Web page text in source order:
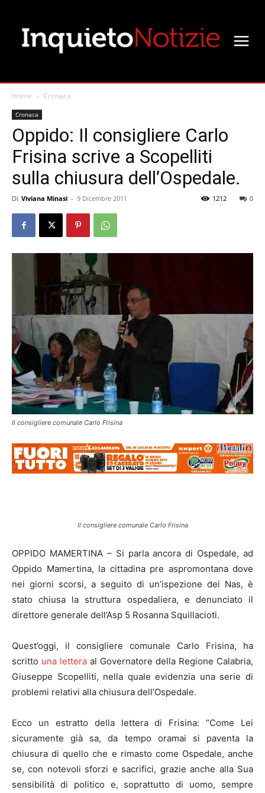
Home Cronaca
Cronaca
Oppido: Il consigliere Carlo
Frisina scrive a Scopelliti
sulla chiusura dell’Ospedale.
Di Viviana Minasi - 9 Dicembre 2011 0
1212
Il consigliere comunale Carlo Frisina
Il consigliere comunale Carlo Frisina
OPPIDO MAMERTINA – Si parla ancora di Ospedale, ad
Oppido Mamertina, la cittadina pre aspromontana dove
nei giorni scorsi, a seguito di un’ispezione dei Nas, è
stato chiusa la struttura ospedaliera, e denunciato il
direttore generale dell’Asp 5 Rosanna Squillacioti.
Quest’oggi, il consigliere comunale Carlo Frisina, ha
scritto una lettera al Governatore della Regione Calabria,
Giuseppe Scopelliti, nella quale evidenzia una serie di
problemi relativi alla chiusura dell’Ospedale.
Ecco un estratto della lettera di Frisina: “Come Lei
sicuramente già sa, da tempo oramai si paventa la
chiusura di quello che e rimasto come Ospedale, anche
se, con notevoli sforzi e sacrifici, grazie anche alla Sua
sensibilità di politico e, soprattutto di uomo, sempre